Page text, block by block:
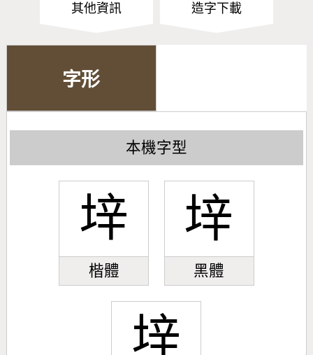
其他資訊 造字下載
字形
本機字型
垶
楷體
垶
黑體
垶